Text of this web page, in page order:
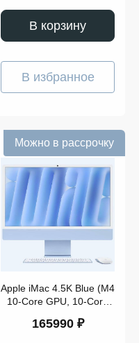
В корзину
В избранное
Можно в рассрочку
Apple iMac 4.5K Blue (M4
10-Core GPU, 10-Core
(2024)
165990 ₽